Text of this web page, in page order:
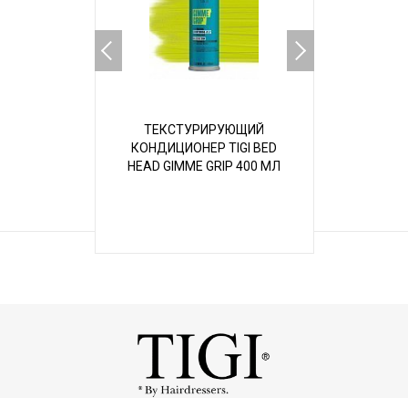
ТЕКСТУРИРУЮЩИЙ
КОНДИЦИОНЕР TIGI BED
HEAD GIMME GRIP 400 МЛ